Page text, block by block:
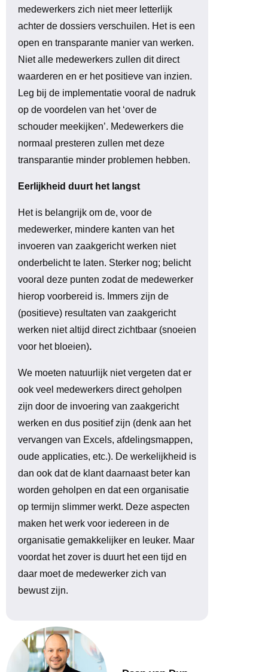
medewerkers zich niet meer letterlijk
achter de dossiers verschuilen. Het is een
open en transparante manier van werken.
Niet alle medewerkers zullen dit direct
waarderen en er het positieve van inzien.
Leg bij de implementatie vooral de nadruk
op de voordelen van het ‘over de
schouder meekijken’. Medewerkers die
normaal presteren zullen met deze
transparantie minder problemen hebben.
Eerlijkheid duurt het langst
Het is belangrijk om de, voor de
medewerker, mindere kanten van het
invoeren van zaakgericht werken niet
onderbelicht te laten. Sterker nog; belicht
vooral deze punten zodat de medewerker
hierop voorbereid is. Immers zijn de
(positieve) resultaten van zaakgericht
werken niet altijd direct zichtbaar (snoeien
voor het bloeien).
We moeten natuurlijk niet vergeten dat er
ook veel medewerkers direct geholpen
zijn door de invoering van zaakgericht
werken en dus positief zijn (denk aan het
vervangen van Excels, afdelingsmappen,
oude applicaties, etc.). De werkelijkheid is
dan ook dat de klant daarnaast beter kan
worden geholpen en dat een organisatie
op termijn slimmer werkt. Deze aspecten
maken het werk voor iedereen in de
organisatie gemakkelijker en leuker. Maar
voordat het zover is duurt het een tijd en
daar moet de medewerker zich van
bewust zijn.